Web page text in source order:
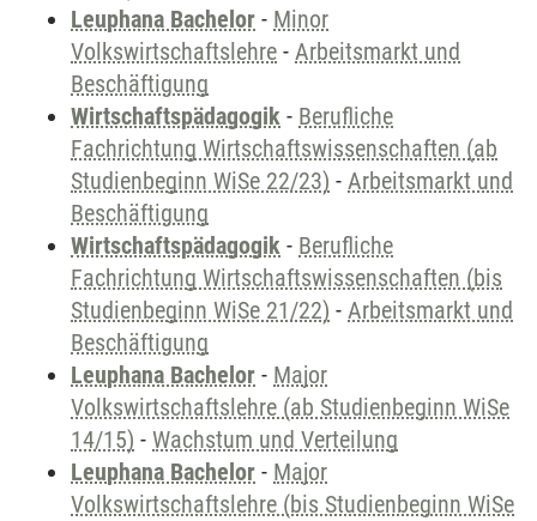
Leuphana Bachelor - Minor
Volkswirtschaftslehre - Arbeitsmarkt und
Beschäftigung
Wirtschaftspädagogik - Berufliche
Fachrichtung Wirtschaftswissenschaften (ab
Studienbeginn WiSe 22/23) - Arbeitsmarkt und
Beschäftigung
Wirtschaftspädagogik - Berufliche
Fachrichtung Wirtschaftswissenschaften (bis
Studienbeginn WiSe 21/22) - Arbeitsmarkt und
Beschäftigung
Leuphana Bachelor - Major
Volkswirtschaftslehre (ab Studienbeginn WiSe
14/15) - Wachstum und Verteilung
Leuphana Bachelor - Major
Volkswirtschaftslehre (bis Studienbeginn WiSe